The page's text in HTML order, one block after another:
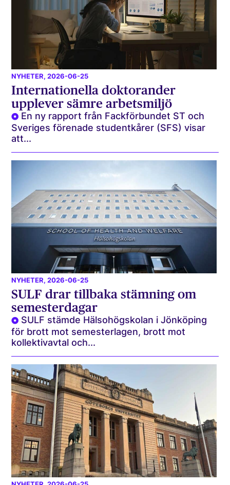
NYHETER, 2026-06-25
Internationella doktorander
upplever sämre arbetsmiljö
En ny rapport från Fackförbundet ST och
Sveriges förenade studentkårer (SFS) visar
att...
NYHETER, 2026-06-25
SULF drar tillbaka stämning om
semesterdagar
SULF stämde Hälsohögskolan i Jönköping
för brott mot semesterlagen, brott mot
kollektivavtal och...